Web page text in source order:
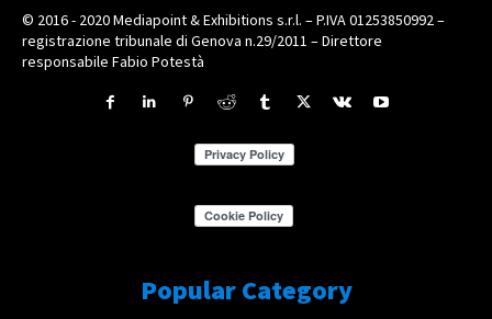
© 2016 - 2020 Mediapoint & Exhibitions s.r.l. – P.IVA 01253850992 –
registrazione tribunale di Genova n.29/2011 – Direttore
responsabile Fabio Potestà
Popular Category